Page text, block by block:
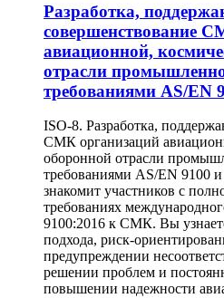
Разработка,
совершенствование
авиационной,
отрасли
требованиями AS/EN
ISO-8. Разработка,
СМК организаций
оборонной отрасли
требованиями AS/EN 9100
знакомит участников с
требованиях
9100:2016 к СМК. Вы
подхода, риск-
предупреждении
решении проблем и
повышении надежности